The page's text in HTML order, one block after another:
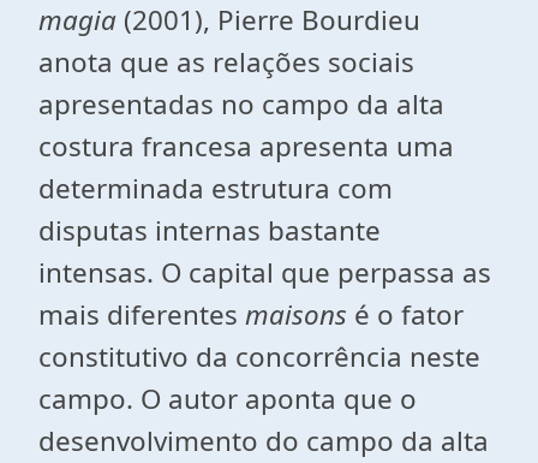
magia (2001), Pierre Bourdieu
anota que as relações sociais
apresentadas no campo da alta
costura francesa apresenta uma
determinada estrutura com
disputas internas bastante
intensas. O capital que perpassa as
mais diferentes maisons é o fator
constitutivo da concorrência neste
campo. O autor aponta que o
desenvolvimento do campo da alta